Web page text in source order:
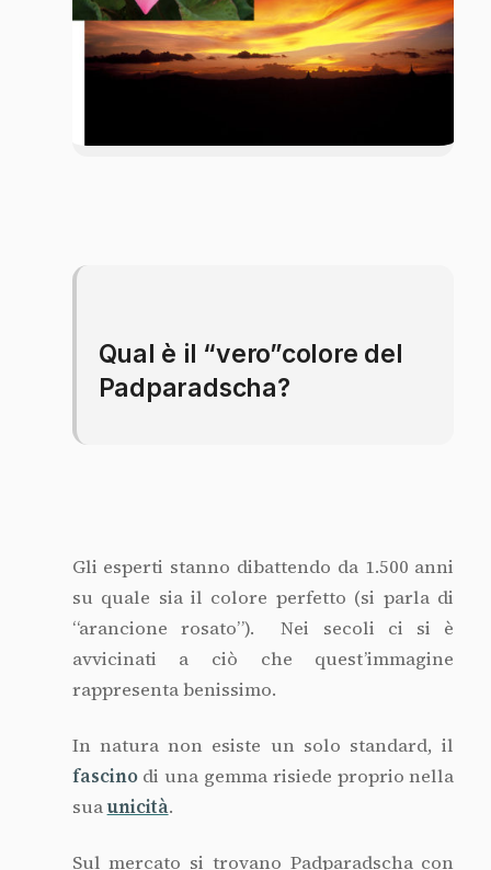
Qual è il “vero”colore del
Padparadscha?
Gli esperti stanno dibattendo da 1.500 anni
su quale sia il colore perfetto (si parla di
“arancione rosato”). Nei secoli ci si è
avvicinati a ciò che quest’immagine
rappresenta benissimo.
In natura non esiste un solo standard, il
fascinodi una gemma risiede proprio nella
suaunicità.
Sul mercato si trovano Padparadscha con